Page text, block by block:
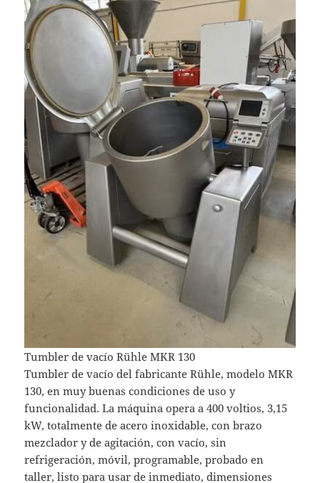
Tumbler de vacío Rühle MKR 130
Tumbler de vacío del fabricante Rühle, modelo MKR
130, en muy buenas condiciones de uso y
funcionalidad. La máquina opera a 400 voltios, 3,15
kW, totalmente de acero inoxidable, con brazo
mezclador y de agitación, con vacío, sin
refrigeración, móvil, programable, probado en
taller, listo para usar de inmediato, dimensiones